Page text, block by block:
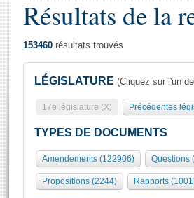
Présidence
577 députés
Groupes politiques
Séance publique
Commissions et autres organes
Europe et International
Général
Rôle et pouvoirs de l'Assemblée
Organisation de l'Assemblée
Présidence Conférence des
Visiter l'Assemblée
Visite virtuelle du palais
Assister à une séance
Résultats de la
153460 résultats trouvés
LÉGISLATURE (Cliquez sur l'un
17e législature (X) Précédentes
TYPES DE DOCUMENTS
Amendements (122906) Questions
Propositions (2244) Rapports